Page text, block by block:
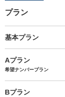
プラン
基本プラン
Aプラン
希望ナンバープラン
Bプラン